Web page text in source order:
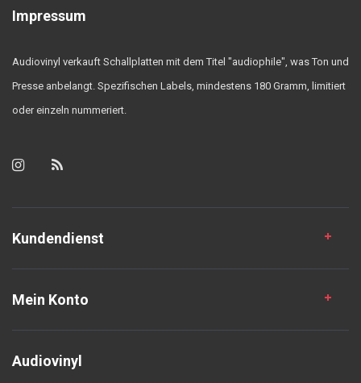
Impressum
Audiovinyl verkauft Schallplatten mit dem Titel "audiophile", was Ton und
Presse anbelangt. Spezifischen Labels, mindestens 180 Gramm, limitiert
oder einzeln nummeriert.
Kundendienst
Mein Konto
Audiovinyl